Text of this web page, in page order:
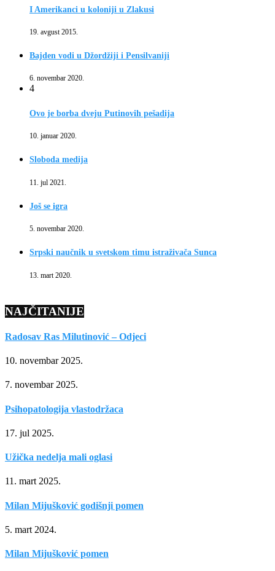
I Amerikanci u koloniji u Zlakusi
19. avgust 2015.
Bajden vodi u Džordžiji i Pensilvaniji
6. novembar 2020.
4
Ovo je borba dveju Putinovih pešadija
10. januar 2020.
Sloboda medija
11. jul 2021.
Još se igra
5. novembar 2020.
Srpski naučnik u svetskom timu istraživača Sunca
13. mart 2020.
NAJČITANIJE
Radosav Ras Milutinović – Odjeci
10. novembar 2025.
7. novembar 2025.
Psihopatologija vlastodržaca
17. jul 2025.
Užička nedelja mali oglasi
11. mart 2025.
Milan Mijušković godišnji pomen
5. mart 2024.
Milan Mijušković pomen